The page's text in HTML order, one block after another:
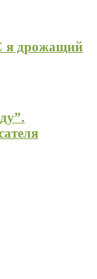
я дрожащий